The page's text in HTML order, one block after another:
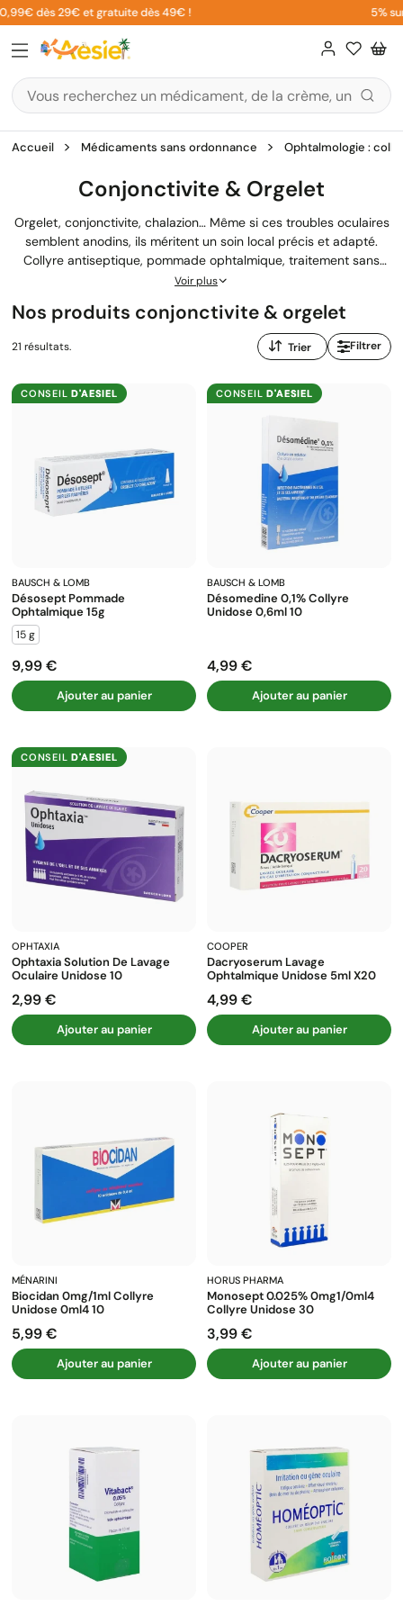
Aller
au
contenu
dès 29€ et gratuite dès 49€ ! 5% sur
Accueil Médicaments sans ordonnance Ophtalmologie :
Conjonctivite & Orgelet
Orgelet, conjonctivite, chalazion… Même si ces troubles oculaires
semblent anodins, ils méritent un soin local précis et adapté.
Collyre antiseptique, pommade ophtalmique, traitement sans
ordonnance : chaque formule répond à un besoin bien
Voir plus
Nos produits conjonctivite & orgelet
21 résultats.
Trier
par
:
Filtrer
CONSEILD'AESIEL
BAUSCH & LOMB
Désosept Pommade
Ophtalmique 15g
15 g
Prix
9,99 €
Ajouter au panier
CONSEILD'AESIEL
BAUSCH & LOMB
Désomedine 0,1% Collyre
Unidose 0,6ml 10
Prix
4,99 €
Ajouter au panier
CONSEILD'AESIEL
OPHTAXIA
Ophtaxia Solution De Lavage
Oculaire Unidose 10
Prix
2,99 €
Ajouter au panier
COOPER
Dacryoserum Lavage
Ophtalmique Unidose 5ml X20
Prix
4,99 €
Ajouter au panier
MÉNARINI
Biocidan 0mg/1ml Collyre
Unidose 0ml4 10
Prix
5,99 €
Ajouter au panier
HORUS PHARMA
Monosept 0.025% 0mg1/0ml4
Collyre Unidose 30
Prix
3,99 €
Ajouter au panier